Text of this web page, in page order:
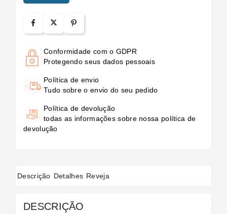
Conformidade com o GDPR
Protegendo seus dados pessoais
Política de envio
Tudo sobre o envio do seu pedido
Política de devolução
todas as informações sobre nossa política de
devolução
Descrição Detalhes Reveja
DESCRIÇÃO